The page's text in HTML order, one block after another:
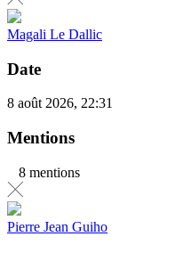
Magali Le Dallic
Date
8 août 2026, 22:31
Mentions
8 mentions
Pierre Jean Guiho